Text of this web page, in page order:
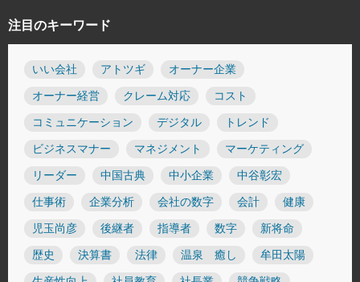
注目のキーワード
いい会社 アトツギ オーナー企業
オーナー経営 クレーム対応 コスト
コミュニケーション デジタル トレンド
ビジネスマナー マネジメント マーケティング
リーダー 中国古典 中小企業 中谷彰宏
仕事術 企業分析 会社の数字 会計 健康
児玉尚彦 後継者 指導者 数字 新将命
歴史 決算書 法律 温泉 癒し 牟田太陽